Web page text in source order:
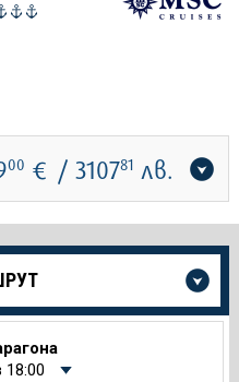
00 € / 310781 лв.
18:00